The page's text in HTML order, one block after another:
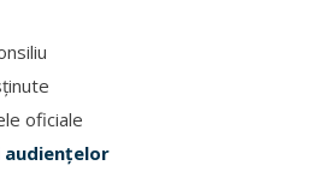
oficiale
audiențelor